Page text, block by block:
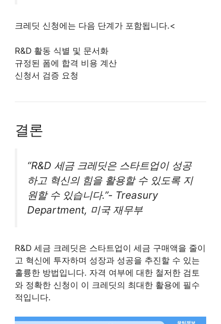
크레딧 신청에는 다음 단계가 포함됩니다.<
R&D 활동 식별 및 문서화
규정된 폼에 합격 비용 계산
신청서 검증 요청
결론
“R&D 세금 크레딧은 스타트업이 성공
하고 혁신의 힘을 활용할 수 있도록 지
원할 수 있습니다.”- Treasury
Department, 미국 재무부
R&D 세금 크레딧은 스타트업이 세금 구매액을 줄이
고 혁신에 투자하며 성장과 성공을 추진할 수 있는
훌륭한 방법입니다. 자격 여부에 대한 철저한 검토
와 정확한 신청이 이 크레딧의 최대한 활용에 필수
적입니다.